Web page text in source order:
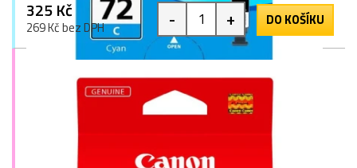
325 Kč
269 Kč bez DPH - + DO KOŠÍKU